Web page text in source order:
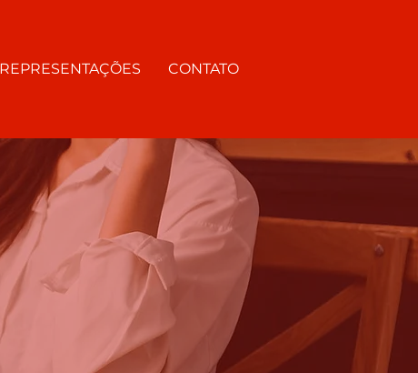
REPRESENTAÇÕES CONTATO